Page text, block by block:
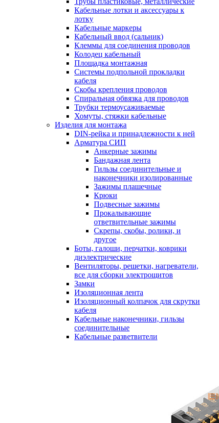
Кабельные лотки и аксессуары к
лотку
Кабельные маркеры
Кабельный ввод (сальник)
Клеммы для соединения проводов
Колодец кабельный
Площадка монтажная
Системы подпольной прокладки
кабеля
Скобы крепления проводов
Спиральная обвязка для проводов
Трубки термоусаживаемые
Хомуты, стяжки кабельные
Изделия для монтажа
DIN-рейка и принадлежности к ней
Арматура СИП
Анкерные зажимы
Бандажная лента
Гильзы соединительные и
наконечники изолированные
Зажимы плашечные
Крюки
Подвесные зажимы
Прокалывающие
ответвительные зажимы
Скрепы, скобы, ролики, и
другое
Боты, галоши, перчатки, коврики
диэлектрические
Вентиляторы, решетки, нагреватели,
все для сборки электрощитов
Замки
Изоляционная лента
Изоляционный колпачок для скрутки
кабеля
Кабельные наконечники, гильзы
соединительные
Кабельные разветвители